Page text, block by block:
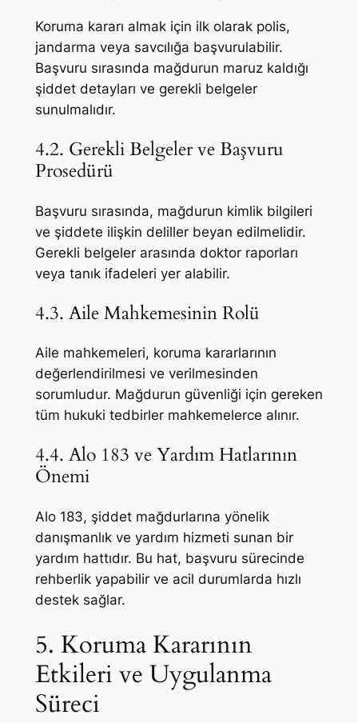
Koruma kararı almak için ilk olarak polis,
jandarma veya savcılığa başvurulabilir.
Başvuru sırasında mağdurun maruz kaldığı
şiddet detayları ve gerekli belgeler
sunulmalıdır.
4.2. Gerekli Belgeler ve Başvuru
Prosedürü
Başvuru sırasında, mağdurun kimlik bilgileri
ve şiddete ilişkin deliller beyan edilmelidir.
Gerekli belgeler arasında doktor raporları
veya tanık ifadeleri yer alabilir.
4.3. Aile Mahkemesinin Rolü
Aile mahkemeleri, koruma kararlarının
değerlendirilmesi ve verilmesinden
sorumludur. Mağdurun güvenliği için gereken
tüm hukuki tedbirler mahkemelerce alınır.
4.4. Alo 183 ve Yardım Hatlarının
Önemi
Alo 183, şiddet mağdurlarına yönelik
danışmanlık ve yardım hizmeti sunan bir
yardım hattıdır. Bu hat, başvuru sürecinde
rehberlik yapabilir ve acil durumlarda hızlı
destek sağlar.
5. Koruma Kararının
Etkileri ve Uygulanma
Süreci